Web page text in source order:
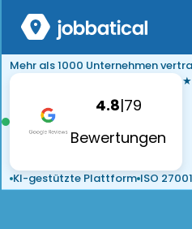
Mehr als 1000 Unternehmen
4.8|79
Bewertungen
KI-gestützte Plattform ISO